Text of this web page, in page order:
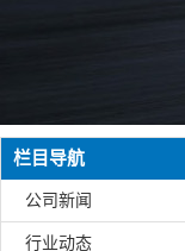
栏目导航
公司新闻
行业动态